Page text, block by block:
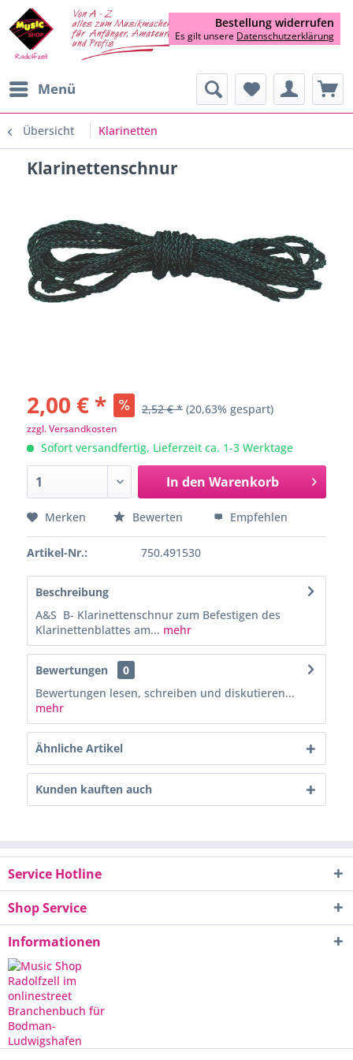
Menü
Übersicht Klarinetten
Klarinettenschnur
2,00 € * 2,52 € * (20,63% gespart)
zzgl. Versandkosten
Sofort versandfertig, Lieferzeit ca. 1-3 Werktage
In den Warenkorb
Merken Bewerten Empfehlen
Artikel-Nr.: 750.491530
Beschreibung
A&S B- Klarinettenschnur zum Befestigen des
Klarinettenblattes am... mehr
Bewertungen
0
Bewertungen lesen, schreiben und diskutieren...
mehr
Ähnliche Artikel
Kunden kauften auch
Service Hotline
Shop Service
Informationen
Bestellung widerrufen
Es gilt unsere Datenschutzerklärung